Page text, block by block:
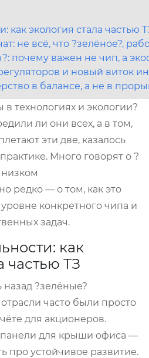
как экология стала частью
не всё, что ?зелёное?,
почему важен не чип, а
и новый виток
в балансе, а не в
технологиях и экологии?
ли они всех, а в том,
эти две, казалось
Много говорят о ?
редко — о том, как это
конкретного чипа и
задач.
как
частью ТЗ
?зелёные?
часто были просто
для акционеров.
для крыши офиса —
про устойчивое развитие.